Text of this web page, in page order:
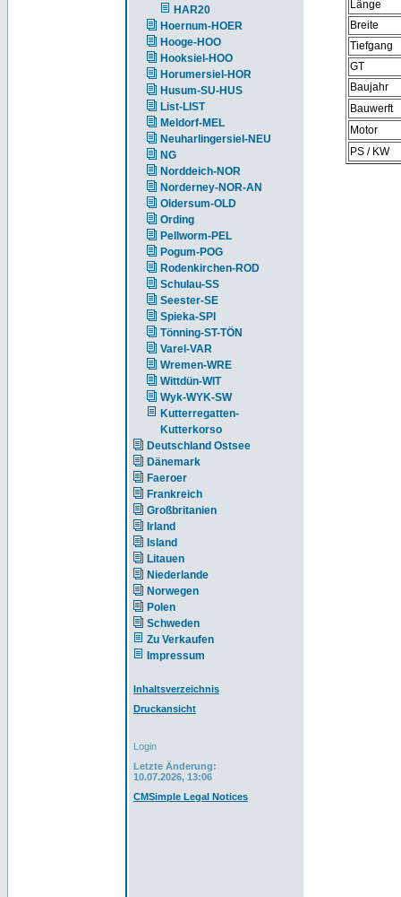
HAR20
Hoernum-HOER
Hooge-HOO
Hooksiel-HOO
Horumersiel-HOR
Husum-SU-HUS
List-LIST
Meldorf-MEL
Neuharlingersiel-NEU
NG
Norddeich-NOR
Norderney-NOR-AN
Oldersum-OLD
Ording
Pellworm-PEL
Pogum-POG
Rodenkirchen-ROD
Schulau-SS
Seester-SE
Spieka-SPI
Tönning-ST-TÖN
Varel-VAR
Wremen-WRE
Wittdün-WIT
Wyk-WYK-SW
Kutterregatten-
Kutterkorso
Deutschland Ostsee
Dänemark
Faeroer
Frankreich
Großbritanien
Irland
Island
Litauen
Niederlande
Norwegen
Polen
Schweden
Zu Verkaufen
Impressum
Inhaltsverzeichnis
Druckansicht
Login
Letzte Änderung:
10.07.2026, 13:06
CMSimple Legal Notices
Länge
Breite
Tiefgang
GT
Baujahr
Bauwerft
Motor
PS / KW